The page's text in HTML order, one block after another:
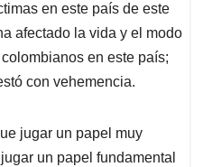
en este país de este
afectado la vida y el modo
en este país;
con vehemencia.
jugar un papel muy
un papel fundamental